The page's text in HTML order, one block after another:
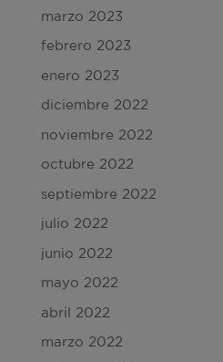
marzo 2023
febrero 2023
enero 2023
diciembre 2022
noviembre 2022
octubre 2022
septiembre 2022
julio 2022
junio 2022
mayo 2022
abril 2022
marzo 2022